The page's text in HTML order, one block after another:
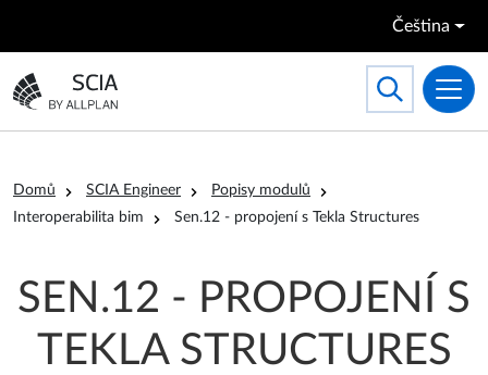
Čeština
Přejít na domovskou stránku
Toggle
Search
Drobečková navigace
Domů SCIA Engineer
Popisy modulů
Interoperabilita bim
Sen.12 - propojení s Tekla Structures
SEN.12 - PROPOJENÍ S
TEKLA STRUCTURES